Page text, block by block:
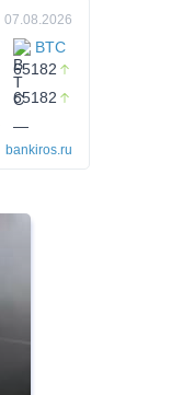
07.08.2026
BTC
65182
65182
—
bankiros.ru